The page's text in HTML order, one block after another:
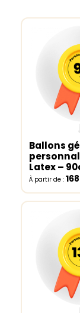
Select
Ballons
Latex –
À partir de :